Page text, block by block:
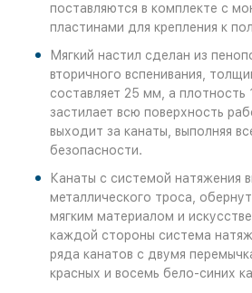
поставляются в комплекте с
пластинами для крепления к
Мягкий настил сделан из
вторичного вспенивания,
составляет 25 мм, а плотность
застилает всю поверхность
выходит за канаты, выполняя
безопасности.
Канаты с системой натяжения
металлического троса,
мягким материалом и
каждой стороны система
ряда канатов с двумя
красных и восемь бело-синих